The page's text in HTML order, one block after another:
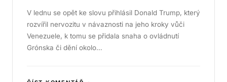
V lednu se opět ke slovu přihlásil Donald Trump, který
rozvířil nervozitu v návaznosti na jeho kroky vůči
Venezuele, k tomu se přidala snaha o ovládnutí
Grónska či dění okolo…